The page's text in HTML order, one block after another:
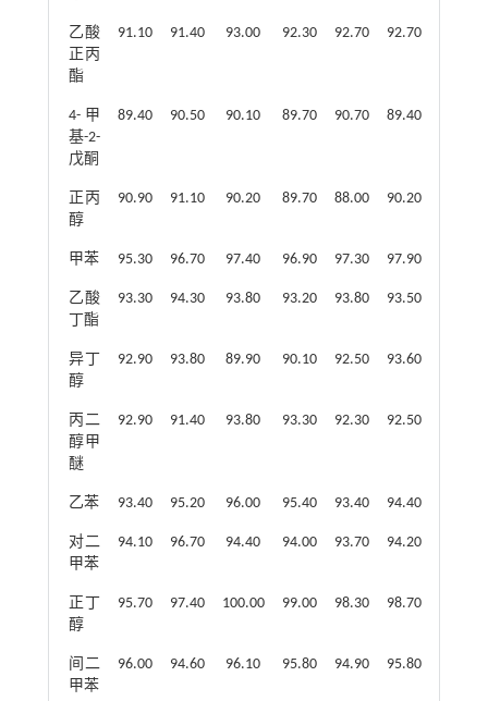
乙酸
正丙
酯
91.10 91.40 93.00 92.30 92.70 92.70
4-甲
基-2-
戊酮
89.40 90.50 90.10 89.70 90.70 89.40
正丙
醇
90.90 91.10 90.20 89.70 88.00 90.20
甲苯 95.30 96.70 97.40 96.90 97.30 97.90
乙酸
丁酯
93.30 94.30 93.80 93.20 93.80 93.50
异丁
醇
92.90 93.80 89.90 90.10 92.50 93.60
丙二
醇甲
醚
92.90 91.40 93.80 93.30 92.30 92.50
乙苯 93.40 95.20 96.00 95.40 93.40 94.40
对二
甲苯
94.10 96.70 94.40 94.00 93.70 94.20
正丁
醇
95.70 97.40 100.00 99.00 98.30 98.70
间二
甲苯
96.00 94.60 96.10 95.80 94.90 95.80